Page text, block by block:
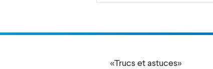
«Trucs et astuces»